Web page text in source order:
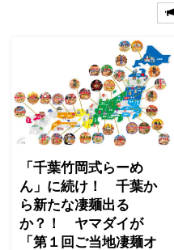
「千葉竹岡式らーめ
ん」に続け！ 千葉か
ら新たな凄麺出る
か？！ ヤマダイが
「第１回ご当地凄麺オ